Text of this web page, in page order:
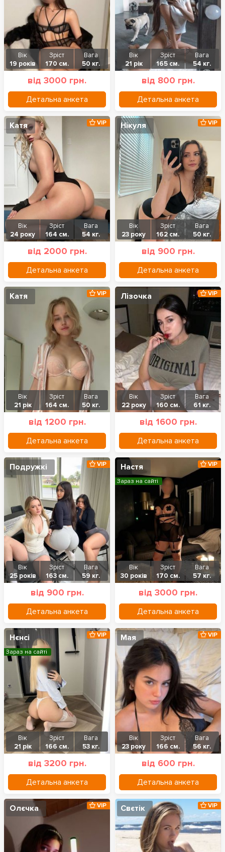
Вік
19 років
Зріст
170 см.
Вага
50 кг.
від 3000 грн.
Детальна анкета
Вік
21 рік
Зріст
165 см.
Вага
54 кг.
від 800 грн.
Детальна анкета
Катя
Вік
24 року
Зріст
164 см.
Вага
54 кг.
від 2000 грн.
Детальна анкета
VIP Нікуля
Вік
23 року
Зріст
162 см.
Вага
50 кг.
від 900 грн.
Детальна анкета
VIP
Катя
Вік
21 рік
Зріст
164 см.
Вага
50 кг.
від 1200 грн.
Детальна анкета
VIP Лізочка
Вік
22 року
Зріст
160 см.
Вага
61 кг.
від 1600 грн.
Детальна анкета
VIP
Подружкі
Вік
25 років
Зріст
163 см.
Вага
59 кг.
від 900 грн.
Детальна анкета
VIP Настя
Вік
30 років
Зріст
170 см.
Вага
57 кг.
від 3000 грн.
Детальна анкета
VIP
Зараз на сайті
Нєнсі
Вік
21 рік
Зріст
166 см.
Вага
53 кг.
від 3200 грн.
Детальна анкета
VIP
Зараз на сайті
Мая
Вік
23 року
Зріст
166 см.
Вага
56 кг.
від 600 грн.
Детальна анкета
VIP
Олєчка VIP Свєтік VIP